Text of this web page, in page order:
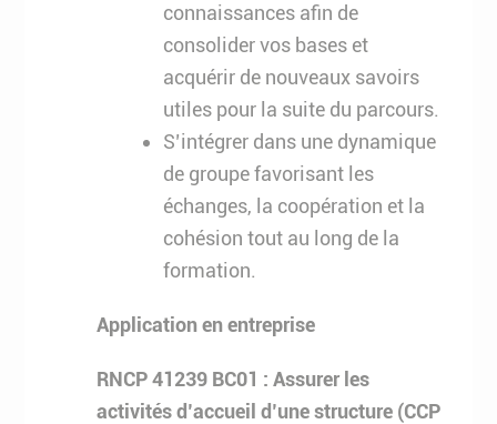
connaissances afin de
consolider vos bases et
acquérir de nouveaux savoirs
utiles pour la suite du parcours.
S’intégrer dans une dynamique
de groupe favorisant les
échanges, la coopération et la
cohésion tout au long de la
formation.
Application en entreprise
RNCP 41239 BC01 : Assurer les
activités d’accueil d’une structure (CCP